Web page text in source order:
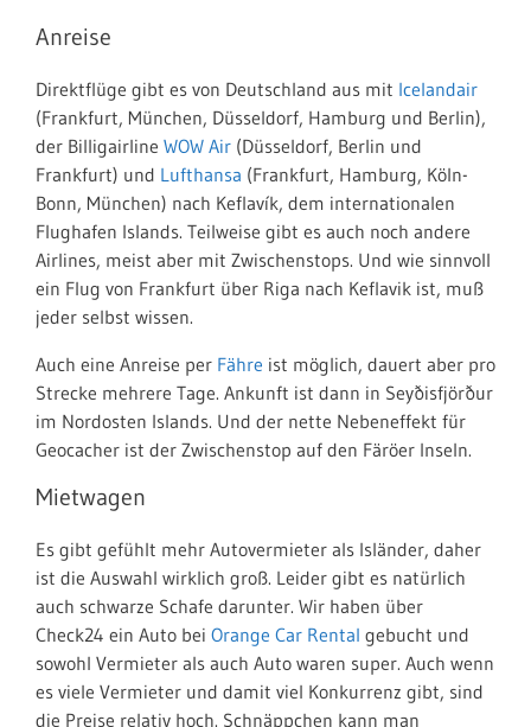
Anreise
Direktflüge gibt es von Deutschland aus mit Icelandair
(Frankfurt, München, Düsseldorf, Hamburg und Berlin),
der Billigairline WOW Air (Düsseldorf, Berlin und
Frankfurt) und Lufthansa (Frankfurt, Hamburg, Köln-
Bonn, München) nach Keflavík, dem internationalen
Flughafen Islands. Teilweise gibt es auch noch andere
Airlines, meist aber mit Zwischenstops. Und wie sinnvoll
ein Flug von Frankfurt über Riga nach Keflavik ist, muß
jeder selbst wissen.
Auch eine Anreise per Fähre ist möglich, dauert aber pro
Strecke mehrere Tage. Ankunft ist dann in Seyðisfjörður
im Nordosten Islands. Und der nette Nebeneffekt für
Geocacher ist der Zwischenstop auf den Färöer Inseln.
Mietwagen
Es gibt gefühlt mehr Autovermieter als Isländer, daher
ist die Auswahl wirklich groß. Leider gibt es natürlich
auch schwarze Schafe darunter. Wir haben über
Check24 ein Auto bei Orange Car Rental gebucht und
sowohl Vermieter als auch Auto waren super. Auch wenn
es viele Vermieter und damit viel Konkurrenz gibt, sind
die Preise relativ hoch. Schnäppchen kann man